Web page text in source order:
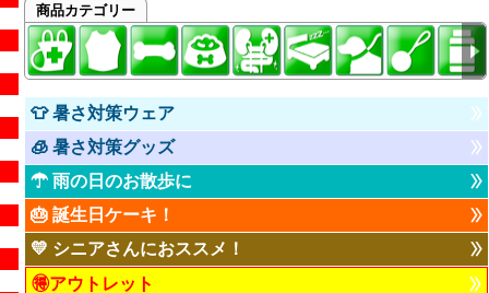
商品カテゴリー
👕 暑さ対策ウェア
🧊 暑さ対策グッズ
☂ 雨の日のお散歩に
🎂 誕生日ケーキ！
💛 シニアさんにおススメ！
🉐アウトレット